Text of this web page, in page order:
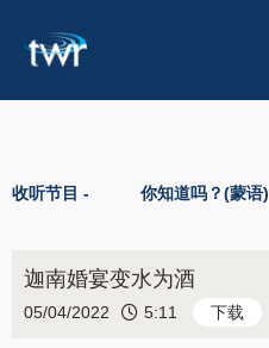
收听节目 - 你知道吗？(蒙语)
迦南婚宴变水为酒
05/04/2022 5:11 下载